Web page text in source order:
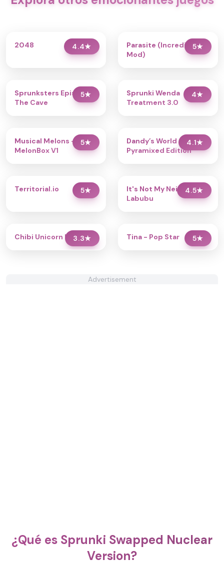
4.4★
2048 5★
Parasite (Incredibox
Mod)
5★
Sprunksters Episode 2:
The Cave
4★
Sprunki Wenda
Treatment 3.0
5★
Musical Melons –
MelonBox V1
4.1★
Dandy’s World
Pyramixed Edition
5★
Territorial.io 4.5★
It's Not My Neighbor:
Labubu
3.3★
Chibi Unicorn Dress Up 5★
Tina - Pop Star
Advertisement
¿Qué es Sprunki Swapped Nuclear
Version?